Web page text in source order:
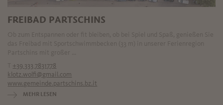
FREIBAD PARTSCHINS
+39 333 7831778
klotz.wolfi@gmail.com
www.gemeinde.partschins.bz.it
MEHR LESEN